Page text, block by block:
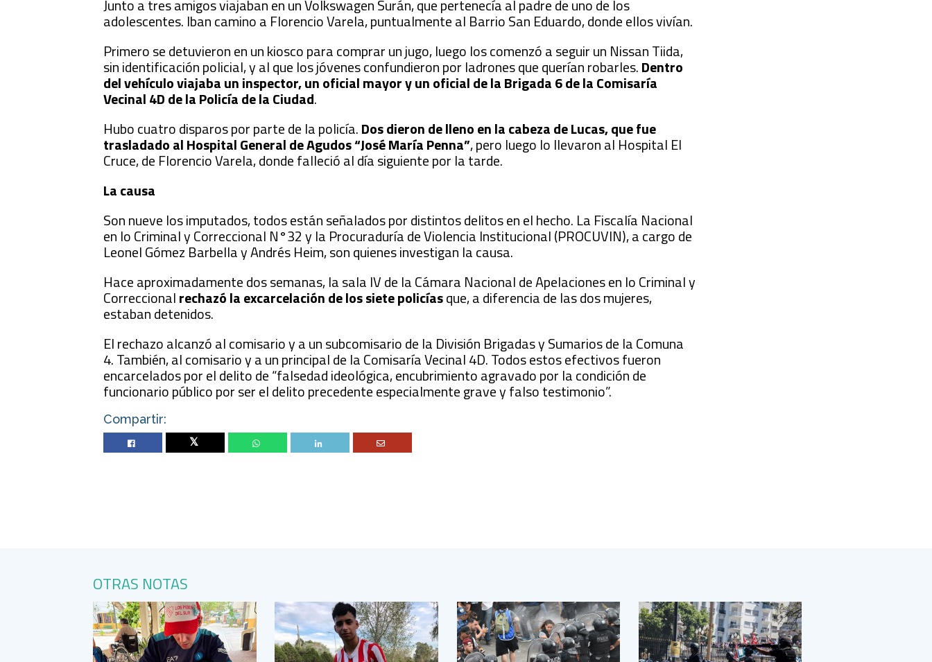
Junto a tres amigos viajaban en un Volkswagen Surán, que pertenecía al padre de uno de los
adolescentes. Iban camino a Florencio Varela, puntualmente al Barrio San Eduardo, donde ellos vivían.
Primero se detuvieron en un kiosco para comprar un jugo, luego los comenzó a seguir un Nissan Tiida,
sin identificación policial, y al que los jóvenes confundieron por ladrones que querían robarles.Dentro
del vehículo viajaba un inspector, un oficial mayor y un oficial de la Brigada 6 de la Comisaría
Vecinal 4D de la Policía de la Ciudad.
Hubo cuatro disparos por parte de la policía.Dos dieron de lleno en la cabeza de Lucas, que fue
trasladado al Hospital General de Agudos “José María Penna”, pero luego lo llevaron al Hospital El
Cruce, de Florencio Varela, donde falleció al día siguiente por la tarde.
La causa
Son nueve los imputados, todos están señalados por distintos delitos en el hecho. La Fiscalía Nacional
en lo Criminal y Correccional N°32 y la Procuraduría de Violencia Institucional (PROCUVIN), a cargo de
Leonel Gómez Barbella y Andrés Heim, son quienes investigan la causa.
Hace aproximadamente dos semanas, la sala IV de la Cámara Nacional de Apelaciones en lo Criminal y
Correccionalrechazó la excarcelación de los siete policíasque, a diferencia de las dos mujeres,
estaban detenidos.
El rechazo alcanzó al comisario y a un subcomisario de la División Brigadas y Sumarios de la Comuna
4. También, al comisario y a un principal de la Comisaría Vecinal 4D. Todos estos efectivos fueron
encarcelados por el delito de “falsedad ideológica, encubrimiento agravado por la condición de
funcionario público por ser el delito precedente especialmente grave y falso testimonio”.
Compartir:
Twitter
OTRAS NOTAS